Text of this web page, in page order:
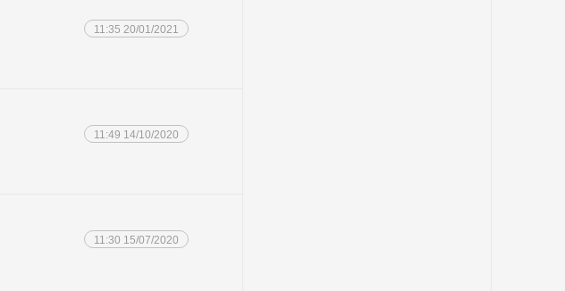
11:35 20/01/2021
11:49 14/10/2020
11:30 15/07/2020